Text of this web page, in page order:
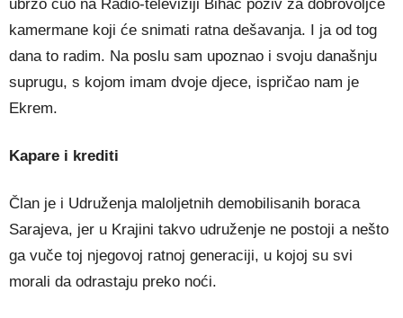
ubrzo čuo na Radio-televiziji Bihać poziv za dobrovoljce
kamermane koji će snimati ratna dešavanja. I ja od tog
dana to radim. Na poslu sam upoznao i svoju današnju
suprugu, s kojom imam dvoje djece, ispričao nam je
Ekrem.
Kapare i krediti
Član je i Udruženja maloljetnih demobilisanih boraca
Sarajeva, jer u Krajini takvo udruženje ne postoji a nešto
ga vuče toj njegovoj ratnoj generaciji, u kojoj su svi
morali da odrastaju preko noći.